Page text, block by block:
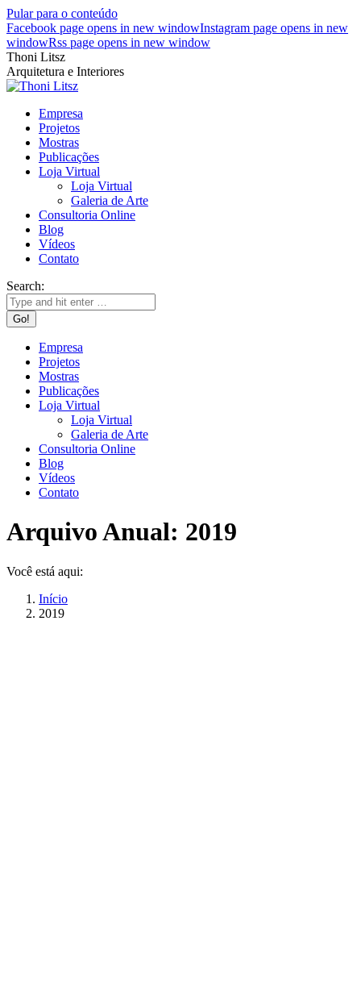
Pular para o conteúdo
Facebook page opens in new windowInstagram page opens in new
windowRss page opens in new window
Thoni Litsz
Arquitetura e Interiores
Empresa
Projetos
Mostras
Publicações
Loja Virtual
Loja Virtual
Galeria de Arte
Consultoria Online
Blog
Vídeos
Contato
Search:
Empresa
Projetos
Mostras
Publicações
Loja Virtual
Loja Virtual
Galeria de Arte
Consultoria Online
Blog
Vídeos
Contato
Arquivo Anual: 2019
Você está aqui:
Início
2019